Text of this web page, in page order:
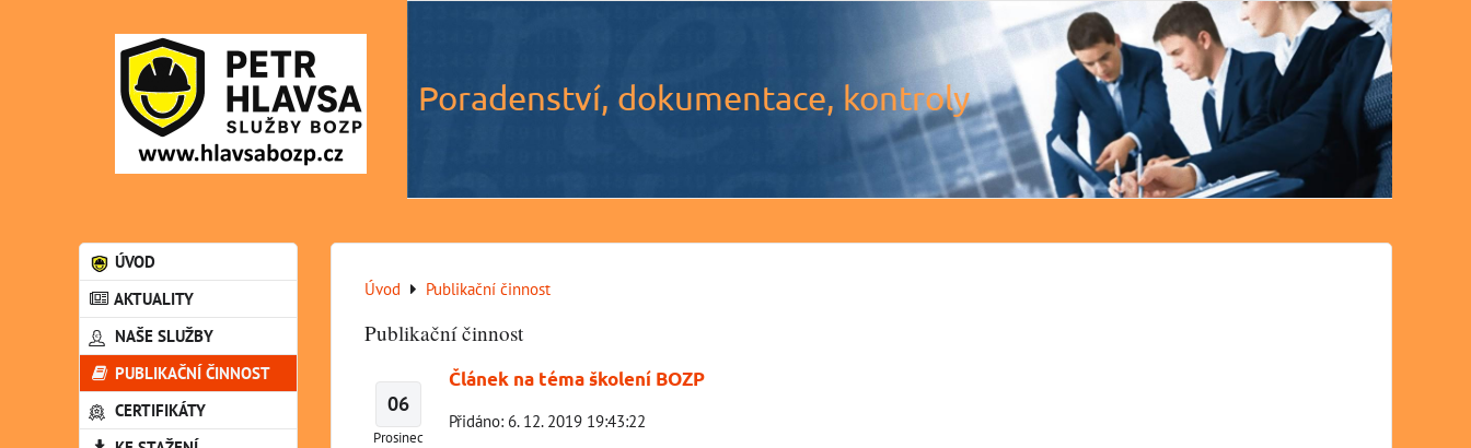
Poradenství, dokumentace, kontroly
Úvod Publikační činnost
Publikační činnost
06
Prosinec
Článek na téma školení BOZP
Přidáno: 6. 12. 2019 19:43:22
ÚVOD
AKTUALITY
NAŠE SLUŽBY
PUBLIKAČNÍ ČINNOST
CERTIFIKÁTY